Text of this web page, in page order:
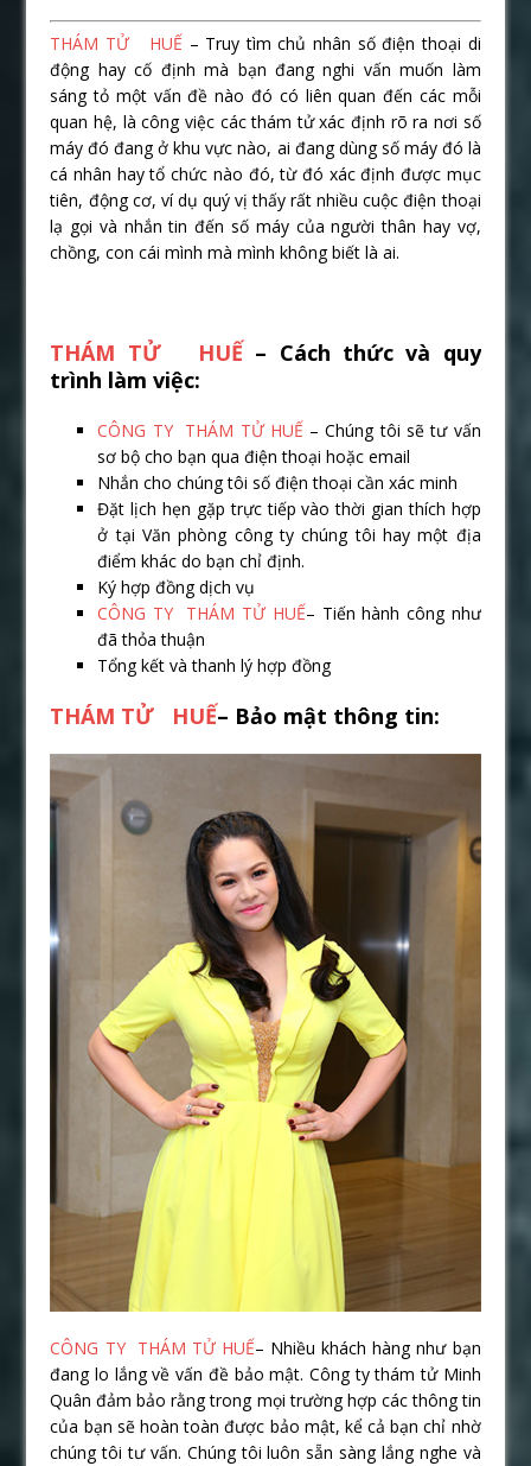
THÁM TỬ HUẾ – Truy tìm chủ nhân số điện thoại di
động hay cố định mà bạn đang nghi vấn muốn làm
sáng tỏ một vấn đề nào đó có liên quan đến các mỗi
quan hệ, là công việc các thám tử xác định rõ ra nơi số
máy đó đang ở khu vực nào, ai đang dùng số máy đó là
cá nhân hay tổ chức nào đó, từ đó xác định được mục
tiên, động cơ, ví dụ quý vị thấy rất nhiều cuộc điện thoại
lạ gọi và nhắn tin đến số máy của người thân hay vợ,
chồng, con cái mình mà mình không biết là ai.
THÁM TỬ HUẾ– Cách thức và quy
trình làm việc:
CÔNG TY THÁM TỬ HUẾ – Chúng tôi sẽ tư vấn
sơ bộ cho bạn qua điện thoại hoặc email
Nhắn cho chúng tôi số điện thoại cần xác minh
Đặt lịch hẹn gặp trực tiếp vào thời gian thích hợp
ở tại Văn phòng công ty chúng tôi hay một địa
điểm khác do bạn chỉ định.
Ký hợp đồng dịch vụ
CÔNG TY THÁM TỬ HUẾ– Tiến hành công như
đã thỏa thuận
Tổng kết và thanh lý hợp đồng
THÁM TỬ HUẾ– Bảo mật thông tin:
CÔNG TY THÁM TỬ HUẾ– Nhiều khách hàng như bạn
đang lo lắng về vấn đề bảo mật. Công ty thám tử Minh
Quân đảm bảo rằng trong mọi trường hợp các thông tin
của bạn sẽ hoàn toàn được bảo mật, kể cả bạn chỉ nhờ
chúng tôi tư vấn. Chúng tôi luôn sẵn sàng lắng nghe và